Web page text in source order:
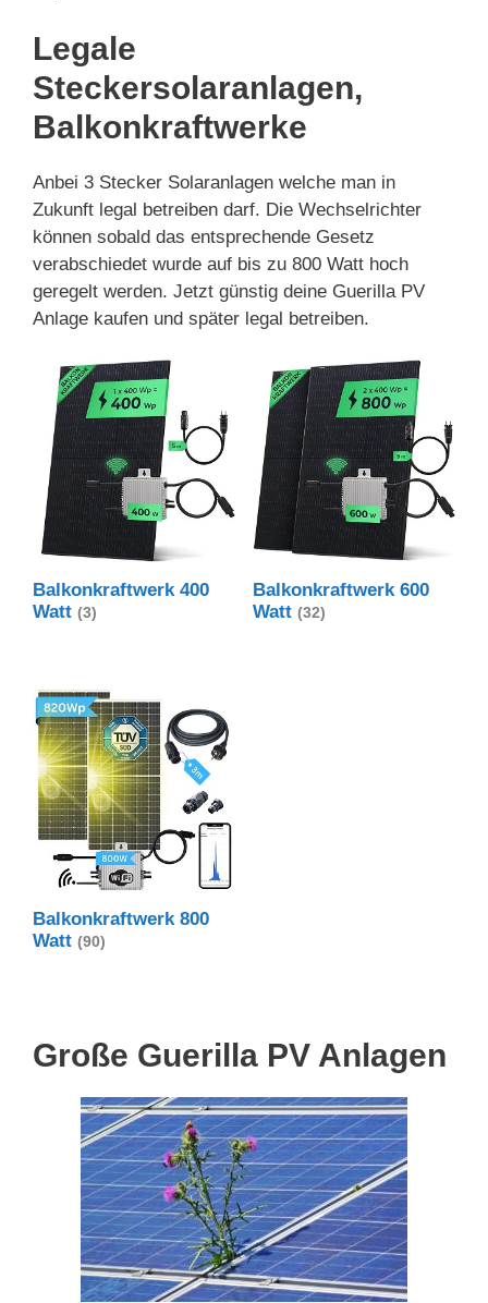
Legale
Steckersolaranlagen,
Balkonkraftwerke
Anbei 3 Stecker Solaranlagen welche man in
Zukunft legal betreiben darf. Die Wechselrichter
können sobald das entsprechende Gesetz
verabschiedet wurde auf bis zu 800 Watt hoch
geregelt werden. Jetzt günstig deine Guerilla PV
Anlage kaufen und später legal betreiben.
Balkonkraftwerk 400
Watt (3)
Balkonkraftwerk 600
Watt (32)
Balkonkraftwerk 800
Watt (90)
Große Guerilla PV Anlagen